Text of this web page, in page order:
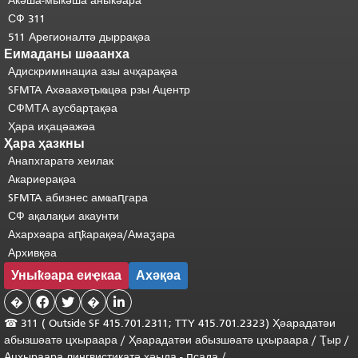
СФ 311
511 Арегионалтә дыррақәа
Еимаданы шәаанха
Адискриминациа азы ачҳарақәа
SFMTA Ахәаахәҭыҩцәа рзы Ацентр
СФМТА аусбарҭақәа
Ҳара иҳацәажәа
Ҳара ҳазкны
Анапхгаратә хеилак
Акариерақәа
SFMTA абизнес амҩаԥгара
СФ ақалақьи акаунти
Ахархәара аԥҟарақәа/Амаӡара
Архивқәа
Уныҟәара еиҿкаа Ахәқәа
�   � 
☎ 311 ( Outside SF 415.701.2311; TTY 415.701.2323) Ҳәарадатәи
абызшәатә цхыраара / Ҳәарадатәи абызшәатә цхыраара / Ҭыр /